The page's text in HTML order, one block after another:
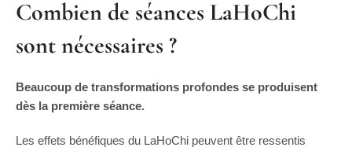
Combien de séances LaHoChi
sont nécessaires ?
Beaucoup de transformations profondes se produisent
dès la première séance.
Les effets bénéfiques du LaHoChi peuvent être ressentis